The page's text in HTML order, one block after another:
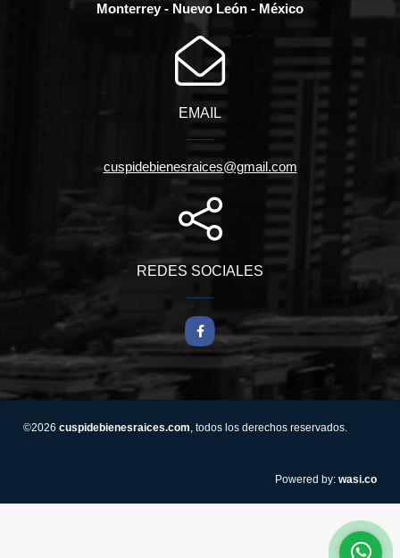
Monterrey - Nuevo León - México
EMAIL
cuspidebienesraices@gmail.com
REDES SOCIALES
Facebook
©2026 cuspidebienesraices.com, todos los derechos reservados.
Powered by: wasi.co